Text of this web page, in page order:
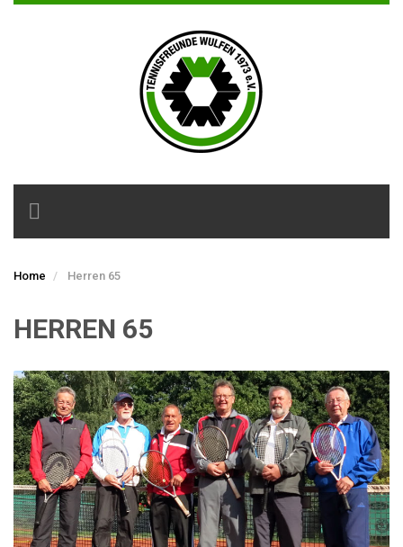
Toggle
navigation
Home Herren 65
HERREN 65